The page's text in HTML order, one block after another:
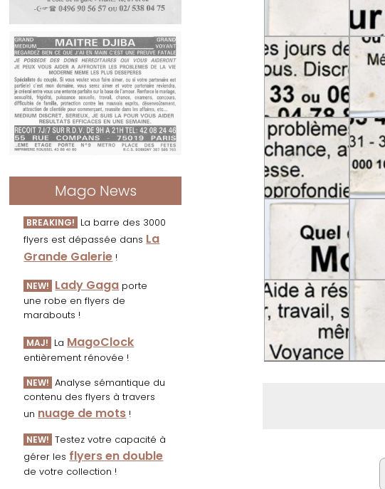
Mago News
BREAKING! La barre des 3000
flyers est dépassée dans La
Grande Galerie !
NEW! Lady Gaga porte
une robe en flyers de
marabouts !
MAJ! La MagoClock
entièrement rénovée !
NEW! Analyse sémantique du
contenu des flyers à travers
un nuage de mots !
NEW! Testez votre capacité à
gérer les flyers en double
de votre collection !